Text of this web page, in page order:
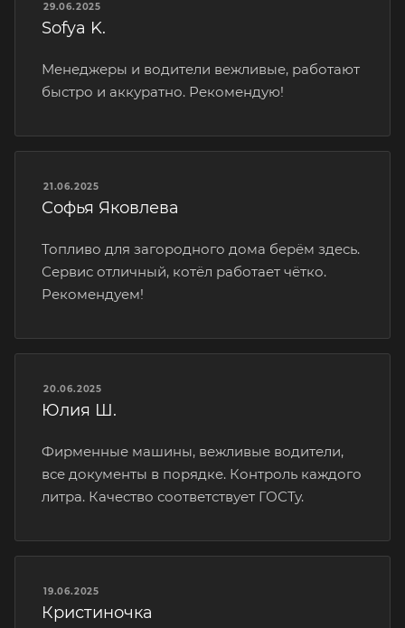
29.06.2025
Sofya K.
Менеджеры и водители вежливые, работают
быстро и аккуратно. Рекомендую!
21.06.2025
Софья Яковлева
Топливо для загородного дома берём здесь.
Сервис отличный, котёл работает чётко.
Рекомендуем!
20.06.2025
Юлия Ш.
Фирменные машины, вежливые водители,
все документы в порядке. Контроль каждого
литра. Качество соответствует ГОСТу.
19.06.2025
Кристиночка